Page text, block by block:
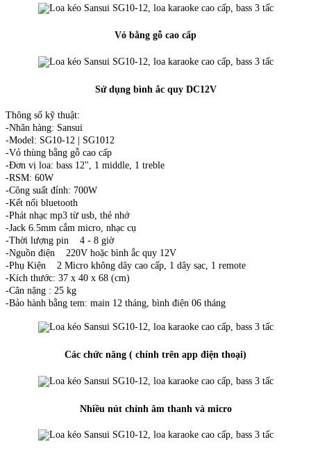
Vỏ bằng gỗ cao cấp
Sử dụng bình ắc quy DC12V
Thông số kỹ thuật:
-Nhãn hàng: Sansui
-Model: SG10-12 | SG1012
-Vỏ thùng bằng gỗ cao cấp
-Đơn vị loa: bass 12", 1 middle, 1 treble
-RSM: 60W
-Công suất đỉnh: 700W
-Kết nối bluetooth
-Phát nhạc mp3 từ usb, thẻ nhớ
-Jack 6.5mm cắm micro, nhạc cụ
-Thời lượng pin 4 - 8 giờ
-Nguồn điện 220V hoặc bình ắc quy 12V
-Phụ Kiện 2 Micro không dây cao cấp, 1 dây sạc, 1 remote
-Kích thước: 37 x 40 x 68 (cm)
-Cân nặng : 25 kg
-Bảo hành bằng tem: main 12 tháng, bình điện 06 tháng
Các chức năng ( chỉnh trên app điện thoại)
Nhiều nút chỉnh âm thanh và micro